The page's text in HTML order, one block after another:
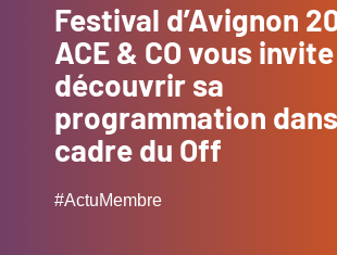
Festival d’Avignon
ACE & CO vous
découvrir sa
programmation
cadre du Off
#ActuMembre